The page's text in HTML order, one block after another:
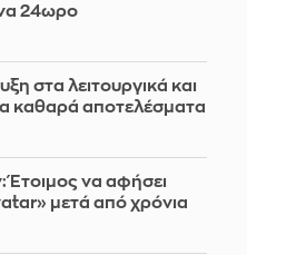
24ωρο
στα λειτουργικά και
καθαρά αποτελέσματα
Έτοιμος να αφήσει
μετά από χρόνια